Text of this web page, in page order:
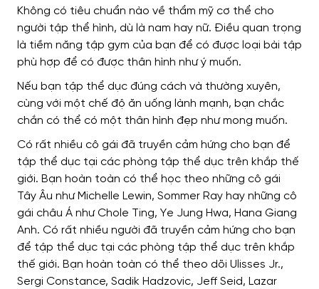
Không có tiêu chuẩn nào về thẩm mỹ cơ thể cho
người tập thể hình, dù là nam hay nữ. Điều quan trọng
là tiềm năng tập gym của bạn để có được loại bài tập
phù hợp để có được thân hình như ý muốn.
Nếu bạn tập thể dục đúng cách và thường xuyên,
cùng với một chế độ ăn uống lành mạnh, bạn chắc
chắn có thể có một thân hình đẹp như mong muốn.
Có rất nhiều cô gái đã truyền cảm hứng cho bạn để
tập thể dục tại các phòng tập thể dục trên khắp thế
giới. Bạn hoàn toàn có thể học theo những cô gái
Tây Âu như Michelle Lewin, Sommer Ray hay những cô
gái châu Á như Chole Ting, Ye Jung Hwa, Hana Giang
Anh. Có rất nhiều người đã truyền cảm hứng cho bạn
để tập thể dục tại các phòng tập thể dục trên khắp
thế giới. Bạn hoàn toàn có thể theo dõi Ulisses Jr.,
Sergi Constance, Sadik Hadzovic, Jeff Seid, Lazar